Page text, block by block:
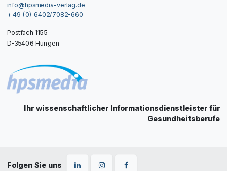
info@hpsmedia-verlag.de
+ 49 (0) 6402/7082-660
Postfach 1155
D-35406 Hungen
Ihr wissenschaftlicher Informationsdienstleister für
Gesundheitsberufe
Folgen Sie uns